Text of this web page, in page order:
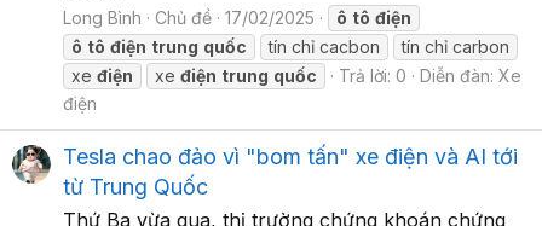
Long Bình Chủ đề 17/02/2025 ô tô điện
ô tô điện trung quốc tín chỉ cacbon
tín chỉ carbon
xe điện xe điện trung quốc Trả lời: 0 Diễn đàn: Xe
điện
Tesla chao đảo vì "bom tấn" xe điện và AI tới
từ Trung Quốc
Thứ Ba vừa qua, thị trường chứng khoán chứng